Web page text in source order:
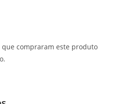
compraram este produto